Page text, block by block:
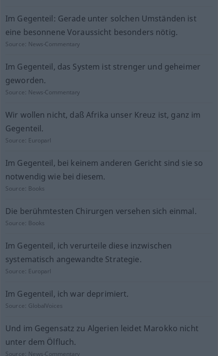
Im Gegenteil: Gerade unter solchen Umständen ist
eine besonnene Voraussicht besonders nötig.
Source: News-Commentary
Im Gegenteil, das System ist strenger und geheimer
geworden.
Source: News-Commentary
Wir wollen nicht, daß Afrika unser Kreuz ist, ganz im
Gegenteil.
Source: Europarl
Im Gegenteil, bei keinem anderen Gericht sind sie so
notwendig wie bei diesem.
Source: Books
Die berühmtesten Chirurgen versehen sich einmal.
Source: Books
Im Gegenteil, ich verurteile diese inzwischen
systematisch angewandte Strategie.
Source: Europarl
Im Gegenteil, ich war deprimiert.
Source: GlobalVoices
Und im Gegensatz zu Algerien leidet Marokko nicht
unter dem Ölfluch.
Source: News-Commentary